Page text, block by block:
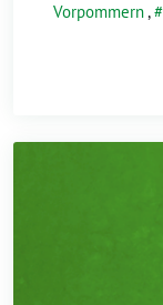
Vorpommern,